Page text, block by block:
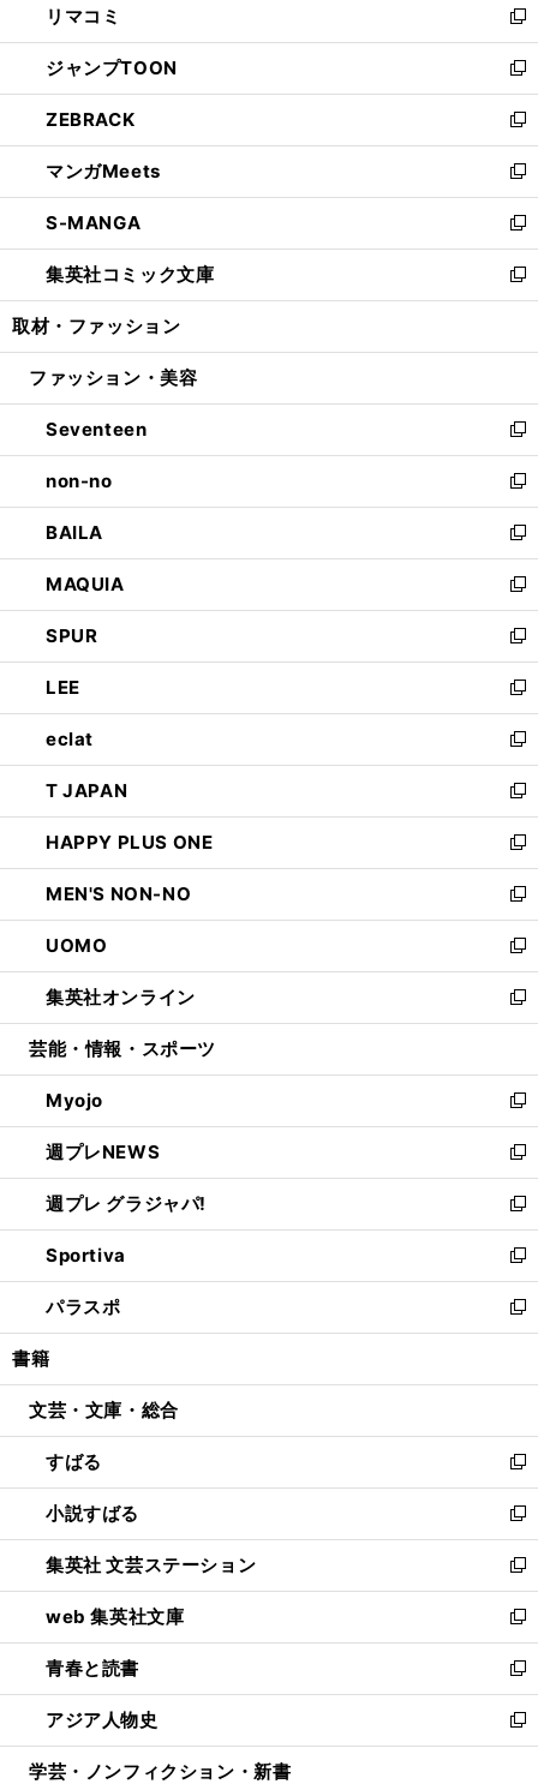
で
開
く
ド
ウ
で
開
く
ィ
ン
ド
ウ
で
開
く
い
ウ
ィ
ン
ド
ウ
で
開
く
リマコミ
新
し
い
ウ
ィ
ン
ド
ウ
で
開
く
ジャンプTOON
新
し
い
ウ
ィ
ン
ド
ウ
で
開
ZEBRACK
新
し
い
ウ
ィ
ン
ド
ウ
開
マンガMeets
新
し
い
ウ
ィ
ン
ウ
開
く
S-MANGA
新
し
い
ウ
ン
ウ
で
開
く
集英社コミック文庫
新
し
ウ
ン
ド
ウ
で
開
く
取材・ファッション
ファッション・美容
Seventeen
新
し
い
ウ
ィ
ン
ド
ウ
で
開
く
non-no
新
し
い
ウ
ィ
ン
ド
ウ
で
開
く
BAILA
新
し
い
ウ
ィ
ン
ド
ウ
で
開
く
MAQUIA
新
し
い
ウ
ィ
ン
ド
ウ
で
開
く
SPUR
新
し
い
ウ
ィ
ン
ド
ウ
で
開
く
LEE
新
し
い
ウ
ィ
ン
ド
ウ
で
開
く
eclat
新
し
い
ウ
ィ
ン
ド
ウ
で
開
く
T JAPAN
新
し
い
ウ
ィ
ン
ド
ウ
で
開
HAPPY PLUS ONE
新
し
い
ウ
ィ
ン
ド
ウ
開
く
MEN'S NON-NO
新
し
い
ウ
ィ
ン
ウ
で
開
く
UOMO
新
し
い
ウ
ン
ド
ウ
で
開
く
集英社オンライン
新
し
ウ
ィ
ン
ド
ウ
で
開
く
芸能・情報・スポーツ
Myojo
新
し
い
ウ
ィ
ン
ド
ウ
で
開
週プレNEWS
新
し
い
ウ
ィ
ン
ド
ウ
開
週プレ グラジャパ!
新
し
い
ウ
ィ
ン
ウ
開
く
Sportiva
新
し
い
ウ
ン
ウ
で
開
く
パラスポ
新
し
ウ
ン
ド
ウ
で
開
く
書籍
文芸・文庫・総合
すばる
新
し
い
ウ
ィ
ン
ド
ウ
で
開
く
小説すばる
新
し
い
ウ
ィ
ン
ド
ウ
で
開
集英社 文芸ステーション
新
し
い
ウ
ィ
ン
ド
ウ
web 集英社文庫
新
し
い
ウ
ィ
ン
青春と読書
新
し
い
ウ
アジア人物史
新
し
学芸・ノンフィクション・新書